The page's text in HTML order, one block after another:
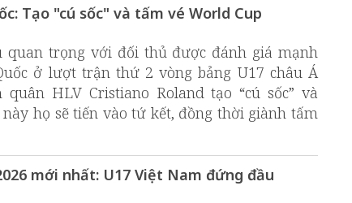
Tạo "cú sốc" và tấm vé World Cup
quan trọng với đối thủ được đánh giá mạnh
ở lượt trận thứ 2 vòng bảng U17 châu Á
HLV Cristiano Roland tạo “cú sốc” và
họ sẽ tiến vào tứ kết, đồng thời giành tấm
mới nhất: U17 Việt Nam đứng đầu